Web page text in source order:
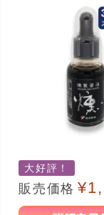
大好評！
販売価格 ¥